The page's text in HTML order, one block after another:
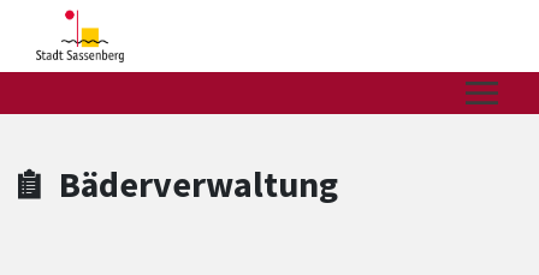
Zum Header
Zum Hauptinhalt
Zum Footer
Zum Hauptinhalt springen
Bäderverwaltung